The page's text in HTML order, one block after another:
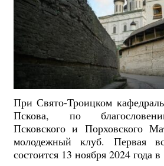
При Свято-Троицком
Пскова, по
Псковского и Порховского
молодежный клуб. Первая
состоится 13 ноября 2024 года в